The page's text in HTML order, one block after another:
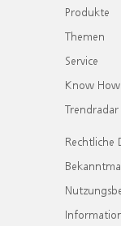
Produkte
Themen
Service
Know How
Trendradar
Rechtliche